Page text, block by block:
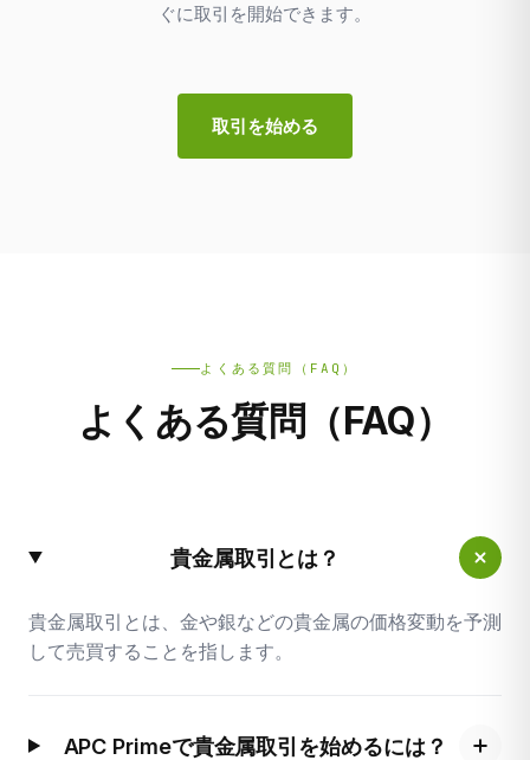
ぐに取引を開始できます。
取引を始める
よくある質問（FAQ）
よくある質問（FAQ）
貴金属取引とは？
貴金属取引とは、金や銀などの貴金属の価格変動を予測
して売買することを指します。
APC Primeで貴金属取引を始めるには？